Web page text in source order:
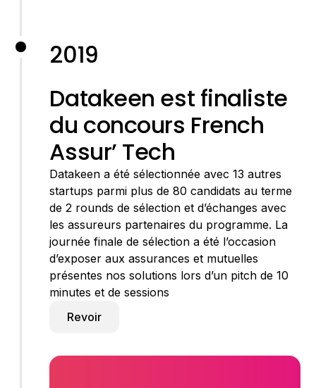
2019
Datakeen est finaliste
du concours French
Assur’ Tech
Datakeen a été sélectionnée avec 13 autres
startups parmi plus de 80 candidats au terme
de 2 rounds de sélection et d’échanges avec
les assureurs partenaires du programme. La
journée finale de sélection a été l’occasion
d’exposer aux assurances et mutuelles
présentes nos solutions lors d’un pitch de 10
minutes et de sessions
Revoir